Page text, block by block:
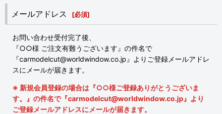
メールアドレス [必須]
お問い合わせ受付完了後、
『○○様 ご注文有難うございます』の件名で
『carmodelcut@worldwindow.co.jp』よりご登録メールアドレ
スにメールが届きます。
※ 新規会員登録の場合は『○○様ご登録ありがとうございま
す。』の件名で『carmodelcut@worldwindow.co.jp』より
ご登録メールアドレスにメールが届きます。